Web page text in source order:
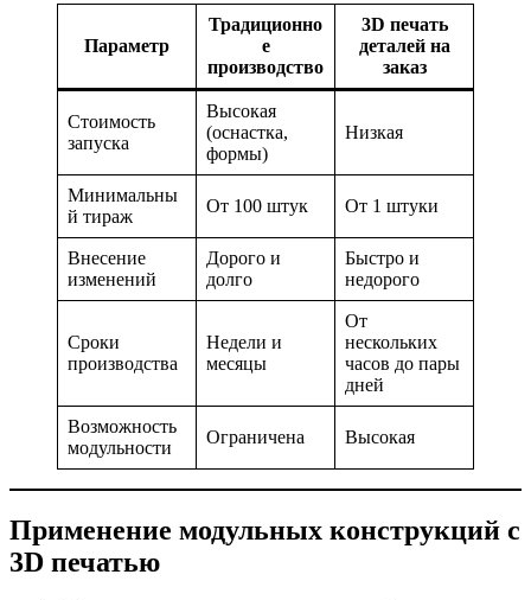
Параметр
Традиционно
е
производство
3D печать
деталей на
заказ
Стоимость
запуска
Высокая
(оснастка,
формы)
Низкая
Минимальны
й тираж
От 100 штук От 1 штуки
Внесение
изменений
Дорого и
долго
Быстро и
недорого
Сроки
производства
Недели и
месяцы
От
нескольких
часов до пары
дней
Возможность
модульности
Ограничена Высокая
Применение модульных конструкций с
3D печатью